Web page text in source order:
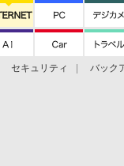
セキュリティ バック